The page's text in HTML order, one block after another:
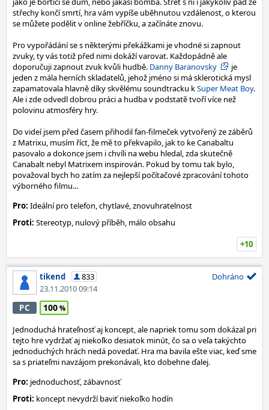
střechy končí smrtí, hra vám vypíše uběhnutou vzdálenost, o kterou
se můžete podělit v online žebříčku, a začínáte znovu.
Pro vypořádání se s některými překážkami je vhodné si zapnout
zvuky, ty vás totiž před nimi dokáží varovat. Každopádně ale
doporučuji zapnout zvuk kvůli hudbě. Danny Baranovsky
je
jeden z mála herních skladatelů, jehož jméno si má sklerotická mysl
zapamatovala hlavně díky skvělému soundtracku kSuper Meat Boy.
Ale i zde odvedl dobrou práci a hudba v podstatě tvoří více než
polovinu atmosféry hry.
Do videí jsem před časem přihodil fan-filmeček vytvořený ze záběrů
z Matrixu, musím říct, že mě to překvapilo, jak to ke Canabaltu
pasovalo a dokonce jsem i chvíli na webu hledal, zda skutečně
Canabalt nebyl Matrixem inspirován. Pokud by tomu tak bylo,
považoval bych ho zatím za nejlepší počítačové zpracování tohoto
výborného filmu...
Pro: Ideální pro telefon, chytlavé, znovuhratelnost
Proti: Stereotyp, nulový příběh, málo obsahu
+10
tikend
833
23.11.2010 09:14
Dohráno
PC 100
Jednoduchá hrateľnosť aj koncept, ale napriek tomu som dokázal pri
tejto hre vydržať aj niekoľko desiatok minút, čo sa o veľa takýchto
jednoduchých hrách nedá povedať. Hra ma bavila ešte viac, keď sme
sa s priateľmi navzájom prekonávali, kto dobehne ďalej.
Pro: jednoduchosť, zábavnosť
Proti: koncept nevydrží baviť niekoľko hodín